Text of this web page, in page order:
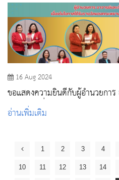
16 Aug 2024
ขอแสดงความยินดีกับผู้อำนวยการ
วิทยาลัย เนื่องในโอกาสได้รับราง
สถาบันพระบรมราชชนก
อ่านเพิ่มเติม
1 2 3 4
10 11 12 13 14